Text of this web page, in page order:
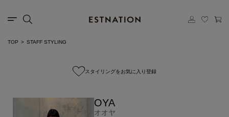
TOP STAFF STYLING
スタイリングをお気に入り登録
OYA
オオヤ